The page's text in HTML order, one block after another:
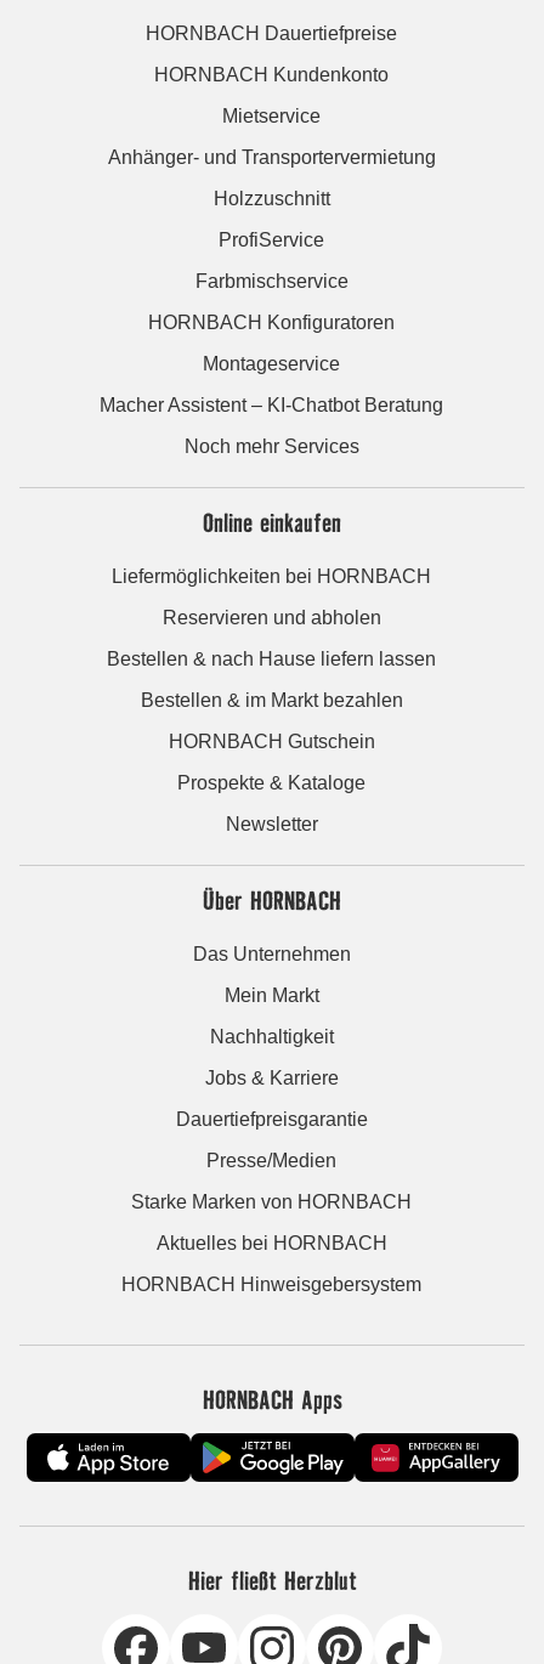
HORNBACH Dauertiefpreise
HORNBACH Kundenkonto
Mietservice
Anhänger- und Transportervermietung
Holzzuschnitt
ProfiService
Farbmischservice
HORNBACH Konfiguratoren
Montageservice
Macher Assistent – KI-Chatbot Beratung
Noch mehr Services
Online einkaufen
Liefermöglichkeiten bei HORNBACH
Reservieren und abholen
Bestellen & nach Hause liefern lassen
Bestellen & im Markt bezahlen
HORNBACH Gutschein
Prospekte & Kataloge
Newsletter
Über HORNBACH
Das Unternehmen
Mein Markt
Nachhaltigkeit
Jobs & Karriere
Dauertiefpreisgarantie
Presse/Medien
Starke Marken von HORNBACH
Aktuelles bei HORNBACH
HORNBACH Hinweisgebersystem
HORNBACH Apps
Hier fließt Herzblut